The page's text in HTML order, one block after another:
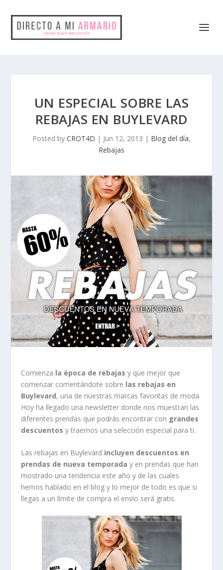
UN ESPECIAL SOBRE LAS
REBAJAS EN BUYLEVARD
Posted by CROT4D | Jun 12, 2013 | Blog del día,
Rebajas
Comienza la época de rebajas y que mejor que
comenzar comentándote sobre las rebajas en
Buylevard, una de nuestras marcas favoritas de moda.
Hoy ha llegado una newsletter donde nos muestran las
diferentes prendas que podrás encontrar con grandes
descuentos y traemos una selección especial para ti.
Las rebajas en Buylevard incluyen descuentos en
prendas de nueva temporada y en prendas que han
mostrado una tendencia este año y de las cuales
hemos hablado en el blog y lo mejor de todo es que si
llegas a un límite de compra el envío será gratis.